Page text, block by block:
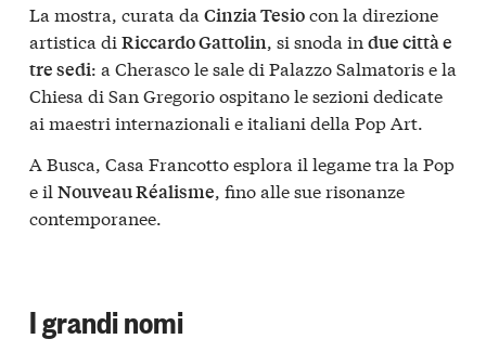
La mostra, curata da Cinzia Tesiocon la direzione
artistica di Riccardo Gattolin, si snoda in due città e
tre sedi: a Cherasco le sale di Palazzo Salmatoris e la
Chiesa di San Gregorio ospitano le sezioni dedicate
ai maestri internazionali e italiani della Pop Art.
A Busca, Casa Francotto esplora il legame tra la Pop
e il Nouveau Réalisme, fino alle sue risonanze
contemporanee.
I grandi nomi